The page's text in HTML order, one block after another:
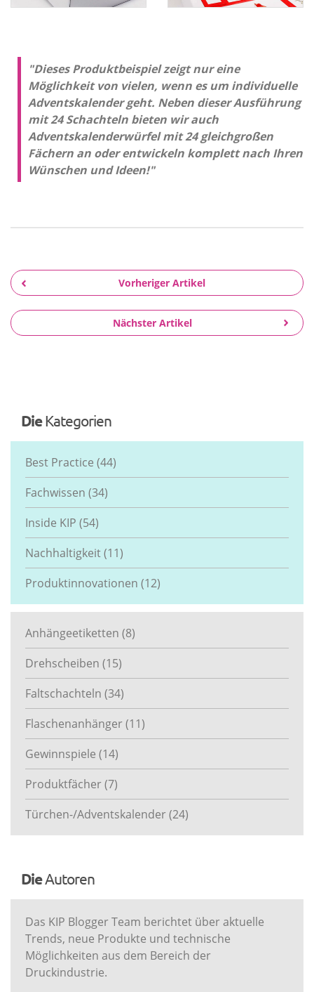
"Dieses Produktbeispiel zeigt nur eine
Möglichkeit von vielen, wenn es um individuelle
Adventskalender geht. Neben dieser Ausführung
mit 24 Schachteln bieten wir auch
Adventskalenderwürfel mit 24 gleichgroßen
Fächern an oder entwickeln komplett nach Ihren
Wünschen und Ideen!"
Vorheriger Artikel
Nächster Artikel
DieKategorien
Best Practice (44)
Fachwissen (34)
Inside KIP (54)
Nachhaltigkeit(11)
Produktinnovationen (12)
Anhängeetiketten (8)
Drehscheiben (15)
Faltschachteln (34)
Flaschenanhänger(11)
Gewinnspiele (14)
Produktfächer(7)
Türchen-/Adventskalender(24)
DieAutoren
Das KIP Blogger Team berichtet über aktuelle
Trends, neue Produkte und technische
Möglichkeiten aus dem Bereich der
Druckindustrie.